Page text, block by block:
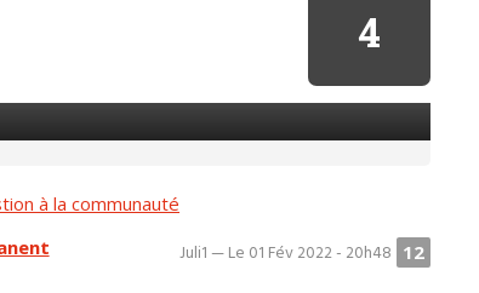
4
à la communauté
12
Juli1 — Le 01 Fév 2022 - 20h48